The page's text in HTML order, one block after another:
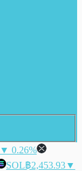
▼ 0.26%
SOL฿2,453.93▼